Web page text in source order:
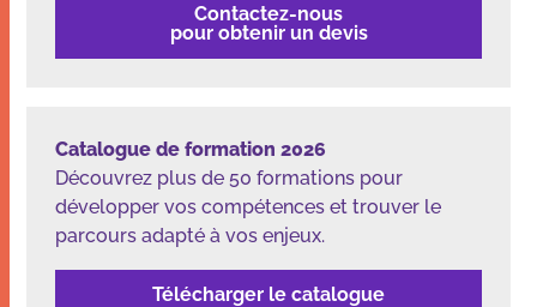
Qui sommes-nous
Dans les médias
Contact
Contactez-nous
pour obtenir un devis
Catalogue de formation 2026
Découvrez plus de 50 formations pour
développer vos compétences et trouver le
parcours adapté à vos enjeux.
Télécharger le catalogue